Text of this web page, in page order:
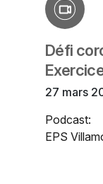
Défi
27 mars
Podcast:
EPS